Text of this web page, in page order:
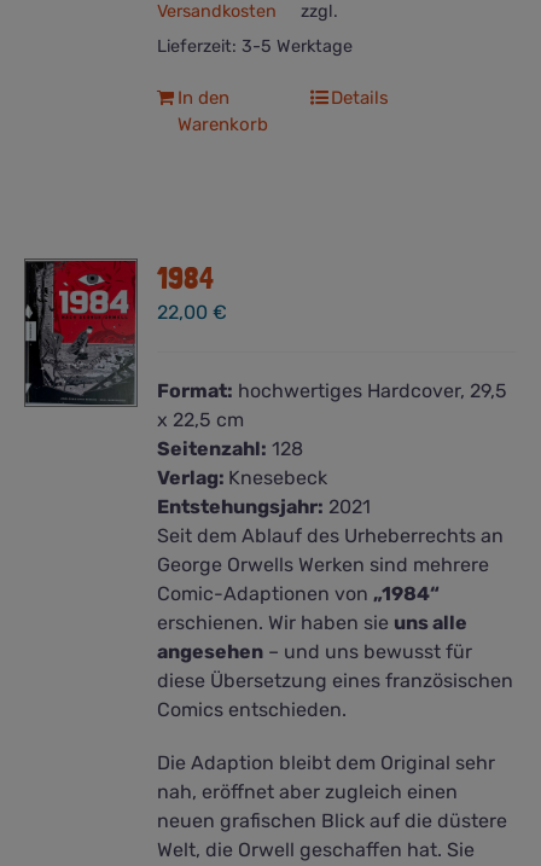
zzgl.
Versandkosten
Lieferzeit: 3-5 Werktage
In den
Warenkorb
Details
1984
22,00€
Format: hochwertiges Hardcover, 29,5
x 22,5 cm
Seitenzahl: 128
Verlag: Knesebeck
Entstehungsjahr: 2021
Seit dem Ablauf des Urheberrechts an
George Orwells Werken sind mehrere
Comic-Adaptionen von„1984“
erschienen. Wir haben sie uns alle
angesehen – und uns bewusst für
diese Übersetzung eines französischen
Comics entschieden.
Die Adaption bleibt dem Original sehr
nah, eröffnet aber zugleich einen
neuen grafischen Blick auf die düstere
Welt, die Orwell geschaffen hat. Sie